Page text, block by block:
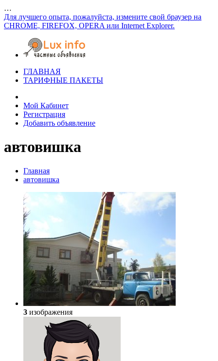
…
Для лучшего опыта, пожалуйста, измените свой браузер на
CHROME, FIREFOX, OPERA или Internet Explorer.
ГЛАВНАЯ
ТАРИФНЫЕ ПАКЕТЫ
Мой Кабинет
Регистрация
Добавить объявление
автовишка
Главная
автовишка
3 изображения